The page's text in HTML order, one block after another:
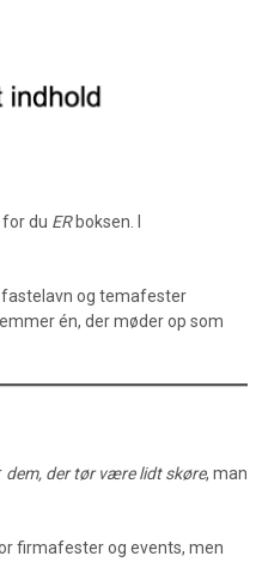
for du ERboksen. I
fastelavn og temafester
én, der møder op som
dem, der tør være lidt skøre, man
firmafester og events, men